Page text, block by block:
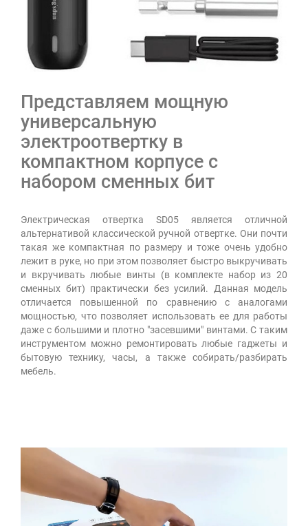
Представляем мощную
универсальную
электроотвертку в
компактном корпусе с
набором сменных бит
Электрическая отвертка SD05 является отличной
альтернативой классической ручной отвертке. Они почти
такая же компактная по размеру и тоже очень удобно
лежит в руке, но при этом позволяет быстро выкручивать
и вкручивать любые винты (в комплекте набор из 20
сменных бит) практически без усилий. Данная модель
отличается повышенной по сравнению с аналогами
мощностью, что позволяет использовать ее для работы
даже с большими и плотно "засевшими" винтами. С таким
инструментом можно ремонтировать любые гаджеты и
бытовую технику, часы, а также собирать/разбирать
мебель.